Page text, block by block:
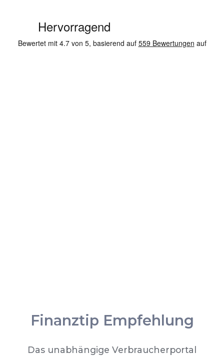
Finanztip Empfehlung
Das unabhängige Verbraucherportal